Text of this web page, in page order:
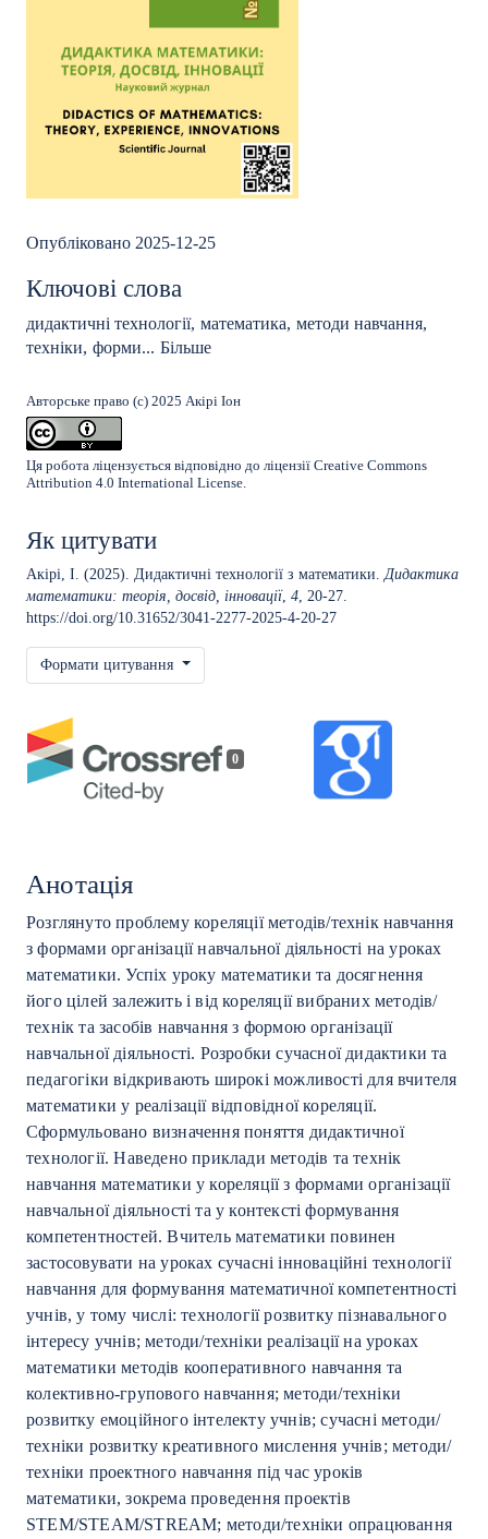
Опубліковано 2025-12-25
Ключові слова
дидактичні технології, математика, методи навчання,
техніки, форми... Більше
Авторське право (c) 2025 Акірі Іон
Ця робота ліцензується відповідно до ліцензії Creative Commons
Attribution 4.0 International License
Як цитувати
Акірі, І. (2025). Дидактичні технології з математики. Дидактика
математики: теорія, досвід, інновації, 4 , 20-27.
https://doi.org/10.31652/3041-2277-2025-4-20-27
Формати цитування
0
Анотація
Розглянуто проблему кореляції методів/технік навчання
з формами організації навчальної діяльності на уроках
математики. Успіх уроку математики та досягнення
його цілей залежить і від кореляції вибраних методів/
технік та засобів навчання з формою організації
навчальної діяльності. Розробки сучасної дидактики та
педагогіки відкривають широкі можливості для вчителя
математики у реалізації відповідної кореляції.
Сформульовано визначення поняття дидактичної
технології. Наведено приклади методів та технік
навчання математики у кореляції з формами організації
навчальної діяльності та у контексті формування
компетентностей. Вчитель математики повинен
застосовувати на уроках сучасні інноваційні технології
навчання для формування математичної компетентності
учнів, у тому числі: технології розвитку пізнавального
інтересу учнів; методи/техніки реалізації на уроках
математики методів кооперативного навчання та
колективно-групового навчання; методи/техніки
розвитку емоційного інтелекту учнів; сучасні методи/
техніки розвитку креативного мислення учнів; методи/
техніки проектного навчання під час уроків
математики, зокрема проведення проектів
STEM/STEAM/STREAM; методи/техніки опрацювання